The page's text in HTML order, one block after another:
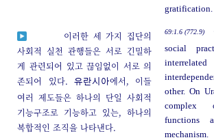
gratification.
이러한 세 가지 집단의
사회적 실천 관행들은 서로 긴밀하
게 관련되어 있고 끊임없이 서로 의
존되어 있다.
유란시아에서, 이들
여러 제도들은 하나의 단일 사회적
기능구조로 기능하고 있는, 하나의
복합적인 조직을 나타낸다.
69:1.6 (772.9)
social
other. On
complex
functions
mechanism.